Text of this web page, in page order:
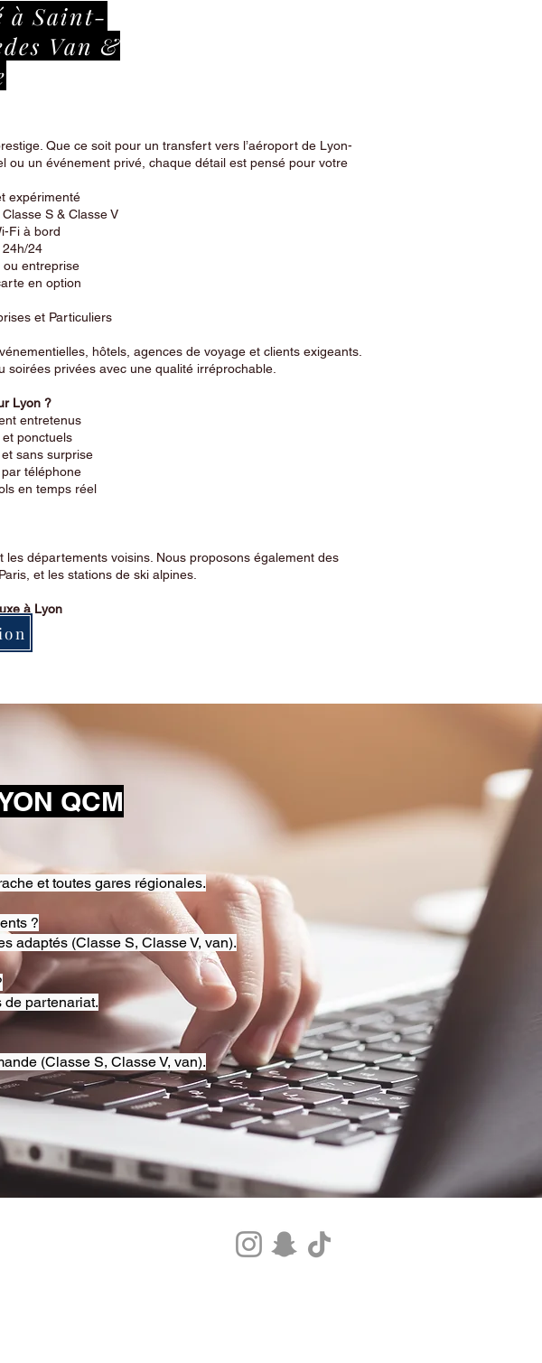
à Saint-
Van &
Que ce soit pour un transfert vers l’aéroport de Lyon-
ou un événement privé, chaque détail est pensé pour votre
expérimenté
S & Classe V
Fi à bord
24
entreprise
en option
et Particuliers
hôtels, agences de voyage et clients exigeants.
privées avec une qualité irréprochable.
Lyon ?
entretenus
ponctuels
sans surprise
téléphone
en temps réel
départements voisins. Nous proposons également des
et les stations de ski alpines.
à Lyon
QCM
et toutes gares régionales.
?
adaptés (Classe S, Classe V, van).
partenariat.
(Classe S, Classe V, van).